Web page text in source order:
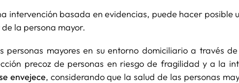
intervención basada en evidencias, puede hacer
la persona mayor.
personas mayores en su entorno domiciliario a través
precoz de personas en riesgo de fragilidad y a la
envejece, considerando que la salud de las personas